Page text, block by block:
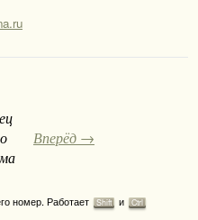
Вперёд →
номер. Работает Shift и Ctrl